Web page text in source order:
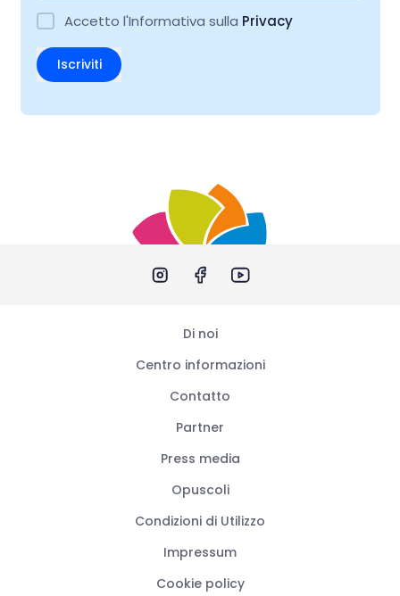
Accetto l'Informativa sulla Privacy
Iscriviti
Di noi
Centro informazioni
Contatto
Partner
Press media
Opuscoli
Condizioni di Utilizzo
Impressum
Cookie policy